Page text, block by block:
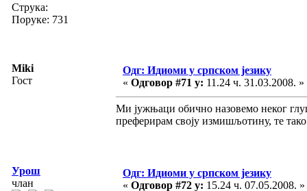
Струка:
Поруке: 731
Miki
Гост
Одг: Идиоми у српском језику
« Одговор #71 у: 11.24 ч. 31.03.2008. »
Ми јужњаци обично назовемо неког
преферирам своју измишљотину, те
Урош
члан
Одг: Идиоми у српском језику
« Одговор #72 у: 15.24 ч. 07.05.2008. »